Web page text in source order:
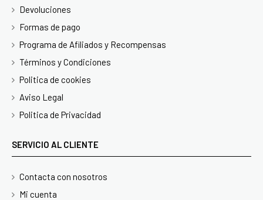
Devoluciones
Formas de pago
Programa de Afiliados y Recompensas
Términos y Condiciones
Politica de cookies
Aviso Legal
Politica de Privacidad
SERVICIO AL CLIENTE
Contacta con nosotros
Mi cuenta